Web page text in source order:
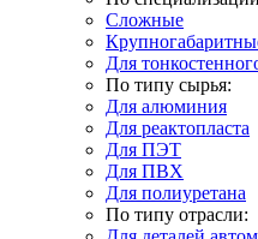
Сложные
Для
По типу сырья:
Для алюминия
Для реактопласта
Для ПЭТ
Для ПВХ
Для полиуретана
По типу отрасли: